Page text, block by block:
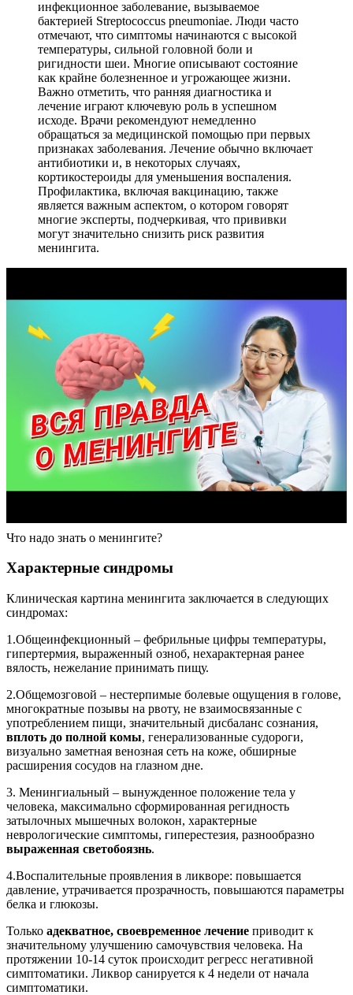
инфекционное заболевание, вызываемое
бактерией Streptococcus pneumoniae. Люди часто
отмечают, что симптомы начинаются с высокой
температуры, сильной головной боли и
ригидности шеи. Многие описывают состояние
как крайне болезненное и угрожающее жизни.
Важно отметить, что ранняя диагностика и
лечение играют ключевую роль в успешном
исходе. Врачи рекомендуют немедленно
обращаться за медицинской помощью при первых
признаках заболевания. Лечение обычно включает
антибиотики и, в некоторых случаях,
кортикостероиды для уменьшения воспаления.
Профилактика, включая вакцинацию, также
является важным аспектом, о котором говорят
многие эксперты, подчеркивая, что прививки
могут значительно снизить риск развития
менингита.
Что надо знать о менингите?
Характерные синдромы
Клиническая картина менингита заключается в следующих
синдромах:
1.Общеинфекционный – фебрильные цифры температуры,
гипертермия, выраженный озноб, нехарактерная ранее
вялость, нежелание принимать пищу.
2.Общемозговой – нестерпимые болевые ощущения в голове,
многократные позывы на рвоту, не взаимосвязанные с
употреблением пищи, значительный дисбаланс сознания,
вплоть до полной комы, генерализованные судороги,
визуально заметная венозная сеть на коже, обширные
расширения сосудов на глазном дне.
3. Менингиальный – вынужденное положение тела у
человека, максимально сформированная регидность
затылочных мышечных волокон, характерные
неврологические симптомы, гиперестезия, разнообразно
выраженная светобоязнь.
4.Воспалительные проявления в ликворе: повышается
давление, утрачивается прозрачность, повышаются параметры
белка и глюкозы.
Только адекватное, своевременное лечение приводит к
значительному улучшению самочувствия человека. На
протяжении 10-14 суток происходит регресс негативной
симптоматики. Ликвор санируется к 4 недели от начала
симптоматики.